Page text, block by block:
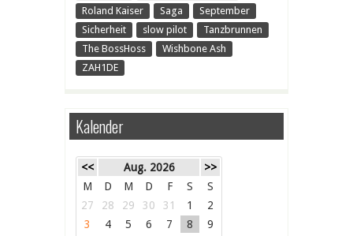
Roland Kaiser
Saga
September
Sicherheit
slow pilot
Tanzbrunnen
The BossHoss
Wishbone Ash
ZAH1DE
Kalender
<< Aug. 2026
>>
M
D M D F S
S
27
28 29 30 31 1
2
3
4 5 6 7 8
9